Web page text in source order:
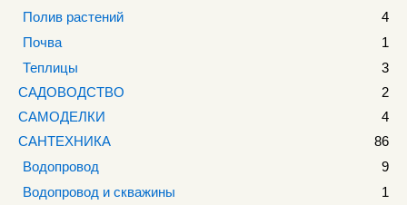
Полив растений
4
Почва
1
Теплицы
3
САДОВОДСТВО
2
САМОДЕЛКИ
4
САНТЕХНИКА
86
Водопровод
9
Водопровод и скважины
1